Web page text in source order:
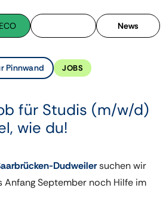
ECO News
Pinnwand JOBS
für Studis (m/w/d)
wie du!
Dudweilersuchen wir
September noch Hilfe im